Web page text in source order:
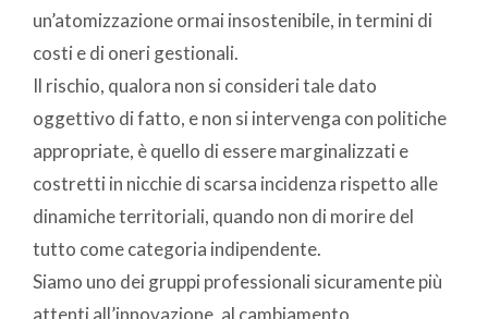
un’atomizzazione ormai insostenibile, in termini di
costi e di oneri gestionali.
Il rischio, qualora non si consideri tale dato
oggettivo di fatto, e non si intervenga con politiche
appropriate, è quello di essere marginalizzati e
costretti in nicchie di scarsa incidenza rispetto alle
dinamiche territoriali, quando non di morire del
tutto come categoria indipendente.
Siamo uno dei gruppi professionali sicuramente più
attenti all’innovazione, al cambiamento,